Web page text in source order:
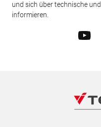
und sich über technische
informieren.